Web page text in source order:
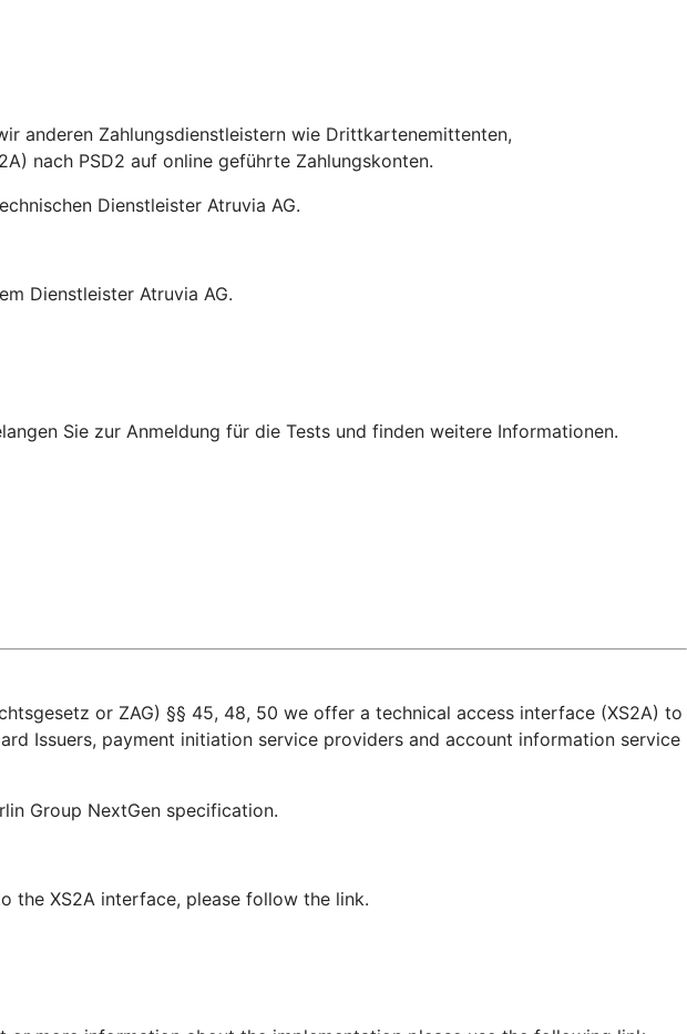
anderen Zahlungsdienstleistern wie Drittkartenemittenten,
nach PSD2 auf online geführte Zahlungskonten.
Dienstleister Atruvia AG.
Dienstleister Atruvia AG.
Sie zur Anmeldung für die Tests und finden weitere Informationen.
or ZAG) §§ 45, 48, 50 we offer a technical access interface (XS2A) to
Issuers, payment initiation service providers and account information service
Group NextGen specification.
the XS2A interface, please follow the link.